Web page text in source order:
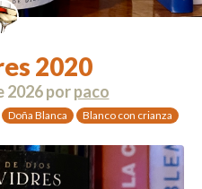
2020
2026porpaco
Doña Blanca Blanco con crianza